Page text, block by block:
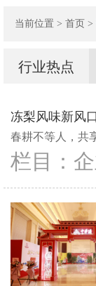
当前位置 > 首页 >
行业热点
冻梨风味新风
春耕不等人，共
栏目：